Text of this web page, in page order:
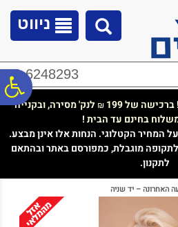
נגישות
ניווט
02-6248293
של 199 ₪ לנק' מסירה, ובקנייה
בחינם עד הבית !
המחיר הקטלוגי. הנחות אלו אינן מבצע.
מוגבלת, כמפורסם באתר ובהתאם
לתקנון.
האחרונה – יד שניה